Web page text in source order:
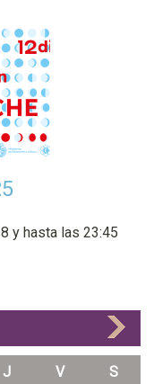
y hasta las 23:45
J V S